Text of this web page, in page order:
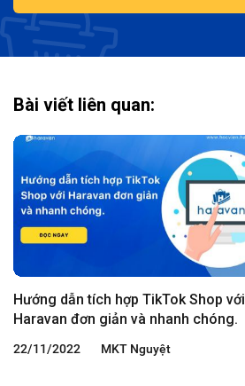
Bài viết liên quan:
Hướng dẫn tích hợp TikTok Shop với
Haravan đơn giản và nhanh chóng.
22/11/2022 MKT Nguyệt